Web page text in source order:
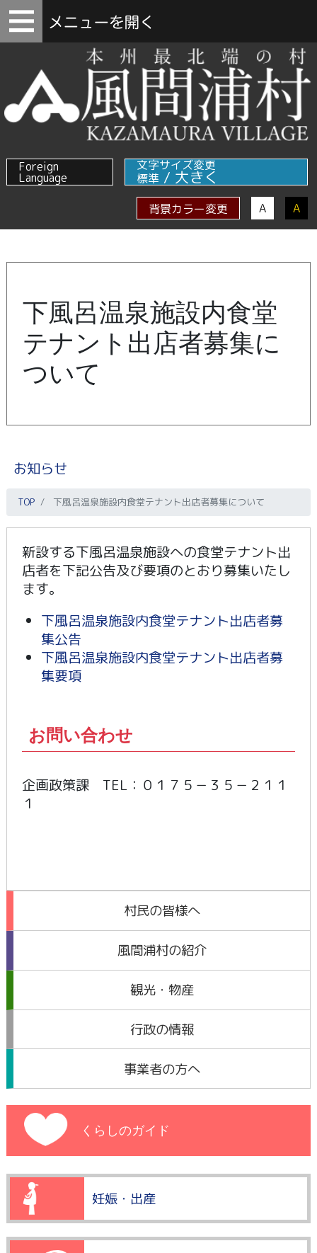
Foreign
Language
文字サイズ変更
標準 / 大きく
背景カラー変更 A A
下風呂温泉施設内食堂
テナント出店者募集に
ついて
お知らせ
TOP 下風呂温泉施設内食堂テナント出店者募集について
新設する下風呂温泉施設への食堂テナント出
店者を下記公告及び要項のとおり募集いたし
ます。
下風呂温泉施設内食堂テナント出店者募
集公告
下風呂温泉施設内食堂テナント出店者募
集要項
お問い合わせ
企画政策課 TEL：０１７５－３５－２１１
１
村民の皆様へ
風間浦村の紹介
観光・物産
行政の情報
事業者の方へ
くらしのガイド
妊娠・出産